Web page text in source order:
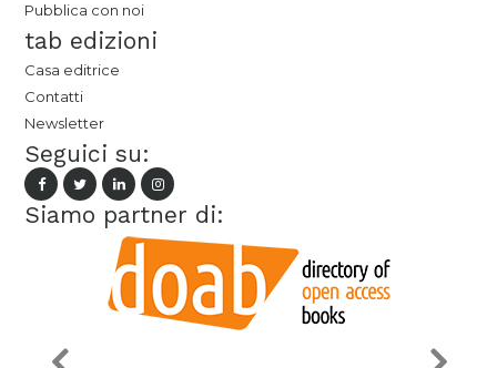
Pubblica con noi
tab edizioni
Casa editrice
Contatti
Newsletter
Seguici su:
Siamo partner di: